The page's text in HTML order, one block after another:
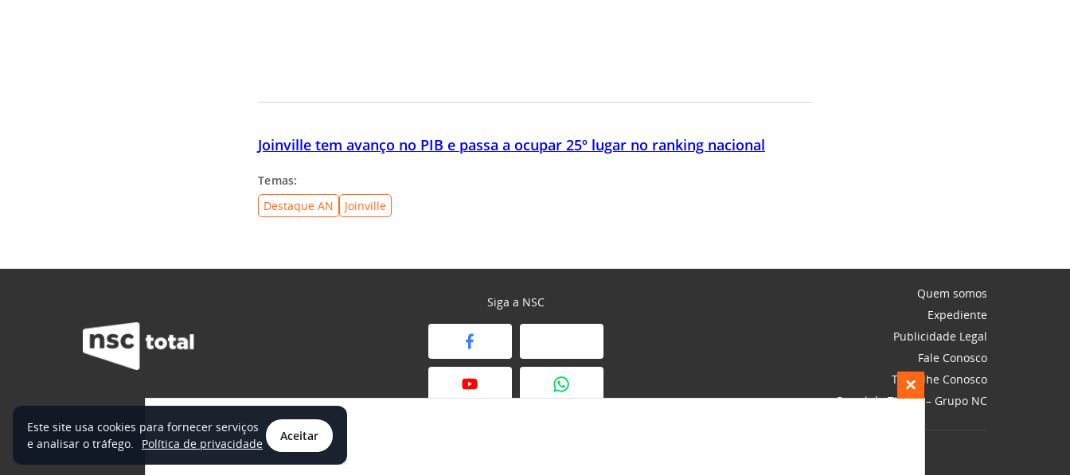
Joinville tem avanço no PIB e passa a ocupar 25º lugar no ranking nacional
Temas:
Destaque AN
Joinville
Siga a NSC
Quem somos
Expediente
Publicidade Legal
Fale Conosco
Trabalhe Conosco
Portal do Titular – Grupo NC
×
Este site usa cookies para fornecer serviços
e analisar o tráfego.
Política de privacidade
Aceitar